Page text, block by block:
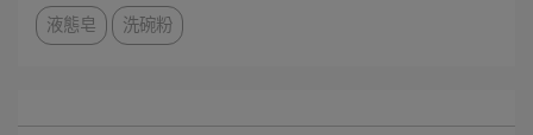
液態皂 洗碗粉